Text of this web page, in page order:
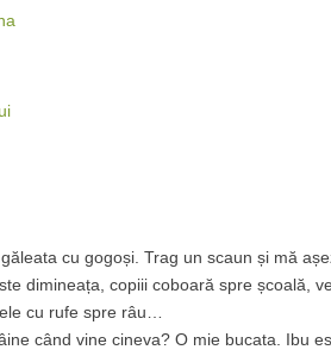
cu gogoși. Trag un scaun și mă
dimineața, copiii coboară spre școală,
cu rufe spre râu…
când vine cineva? O mie bucata. Ibu